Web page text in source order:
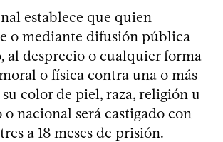
establece que quien
o mediante difusión pública
al desprecio o cualquier forma
o física contra una o más
color de piel, raza, religión u
nacional será castigado con
a 18 meses de prisión.